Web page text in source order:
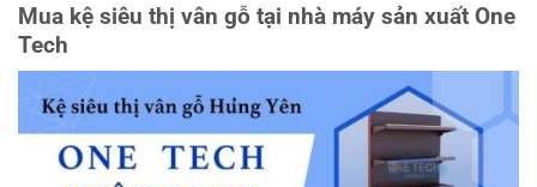
Mua kệ siêu thị vân gỗ tại nhà máy sản xuất One
Tech